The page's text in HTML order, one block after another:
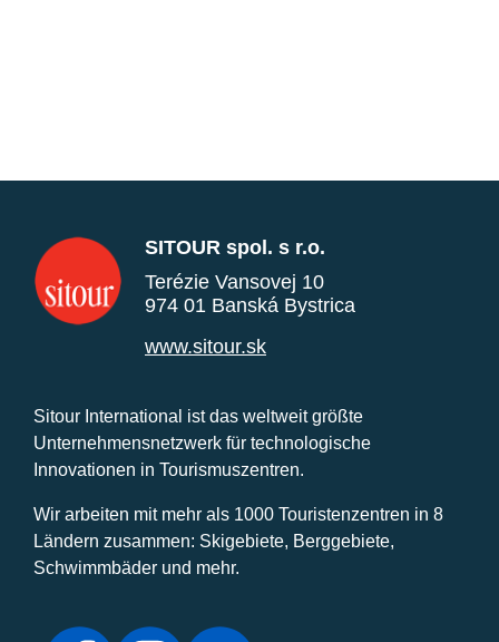
SITOUR spol. s r.o.
Terézie Vansovej 10
974 01 Banská Bystrica
www.sitour.sk
Sitour International ist das weltweit größte
Unternehmensnetzwerk für technologische
Innovationen in Tourismuszentren.
Wir arbeiten mit mehr als 1000 Touristenzentren in 8
Ländern zusammen: Skigebiete, Berggebiete,
Schwimmbäder und mehr.